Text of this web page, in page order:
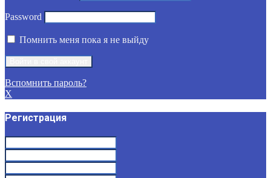
Password
Помнить меня пока я не выйду
Вспомнить пароль?
X
Регистрация